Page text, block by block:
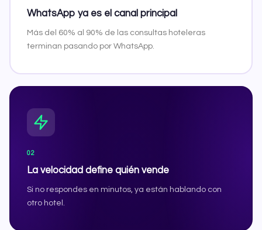
WhatsApp ya es el canal principal
Más del 60% al 90% de las consultas hoteleras
terminan pasando por WhatsApp.
02
La velocidad define quién vende
Si no respondes en minutos, ya están hablando con
otro hotel.